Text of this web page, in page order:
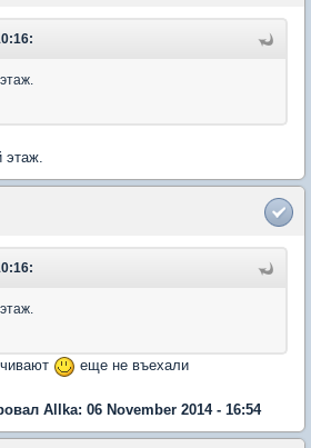
этаж.
еще не въехали
Allka: 06 November 2014 - 16:54